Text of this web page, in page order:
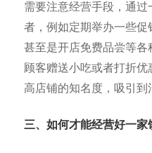
需要注意经营手段，通
者，例如定期举办一些
甚至是开店免费品尝等
顾客赠送小吃或者打折
高店铺的知名度，吸引到
三、如何才能经营好一